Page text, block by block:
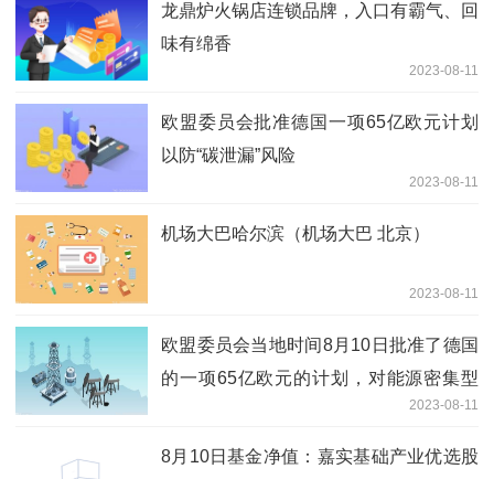
龙鼎炉火锅店连锁品牌，入口有霸气、回
味有绵香
2023-08-11
欧盟委员会批准德国一项65亿欧元计划
以防“碳泄漏”风险
2023-08-11
机场大巴哈尔滨（机场大巴 北京）
2023-08-11
欧盟委员会当地时间8月10日批准了德国
的一项65亿欧元的计划，对能源密集型
2023-08-11
8月10日基金净值：嘉实基础产业优选股